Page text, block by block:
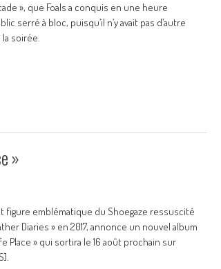
», que Foals a conquis en une heure
serré à bloc, puisqu’il n’y avait pas d’autre
soirée.
»
figure emblématique du Shoegaze ressuscité
Diaries » en 2017, annonce un nouvel album
Place » qui sortira le 16 août prochain sur